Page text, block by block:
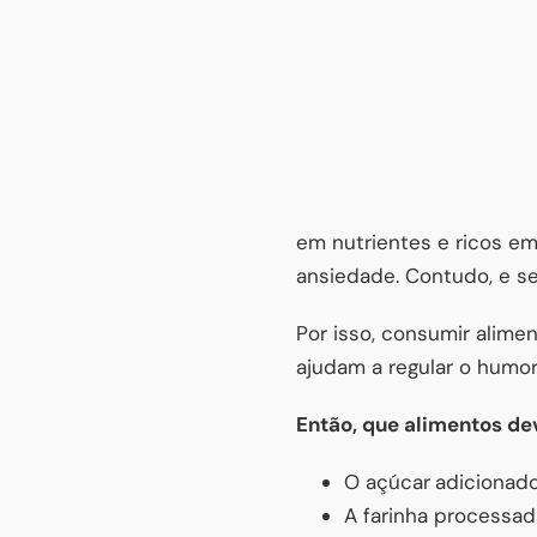
em nutrientes e ricos
ansiedade. Contudo, e
Por isso, consumir
ajudam a regular o
Então, que alimentos
O açúcar
A farinha